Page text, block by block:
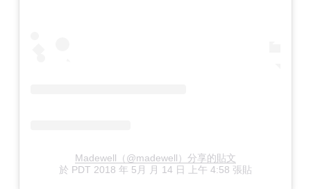
Madewell（@madewell）分享的貼文
於 PDT 2018 年 5月 月 14 日 上午 4:58 張貼